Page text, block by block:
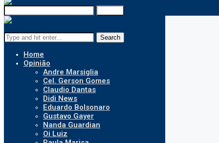
Search
Home
Opinião
Andre Marsiglia
Cel. Gerson Gomes
Claudio Dantas
Didi News
Eduardo Bolsonaro
Gustavo Gayer
Nanda Guardian
Oi Luiz